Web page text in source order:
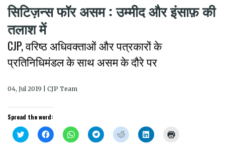
सिटिज़न्स फॉर असम : उम्मीद और इंसाफ़ की
तलाश में
CJP, वरिष्ठ अधिवक्ताओं और पत्रकारों के
प्रतिनिधिमंडल के साथ असम के दौरे पर
04, Jul 2019 | CJP Team
Spread the word:
Click
to
Click
to
Click
to
Click
to
Click
to
Click
to